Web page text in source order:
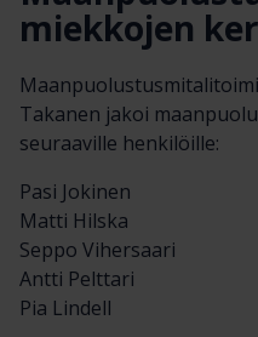
miekkojen
Takanen jakoi
seuraaville henkilöille:
Pasi Jokinen
Matti Hilska
Seppo Vihersaari
Antti Pelttari
Pia Lindell